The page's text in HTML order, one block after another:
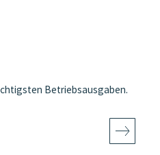
Betriebsausgaben.